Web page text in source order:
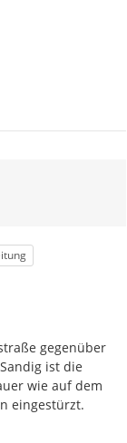
gegenüber
ist die
wie auf dem
eingestürzt.